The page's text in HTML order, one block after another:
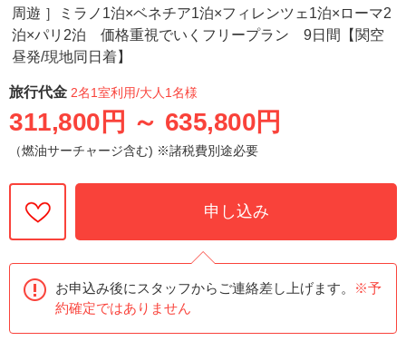
周遊 ］ミラノ1泊×ベネチア1泊×フィレンツェ1泊×ローマ2
泊×パリ2泊 価格重視でいくフリープラン 9日間【関空
昼発/現地同日着】
旅行代金 2名1室利用/大人1名様
311,800円 ～ 635,800円
（燃油サーチャージ含む) ※諸税費別途必要
申し込み
お申込み後にスタッフからご連絡差し上げます。
※予
約確定ではありません